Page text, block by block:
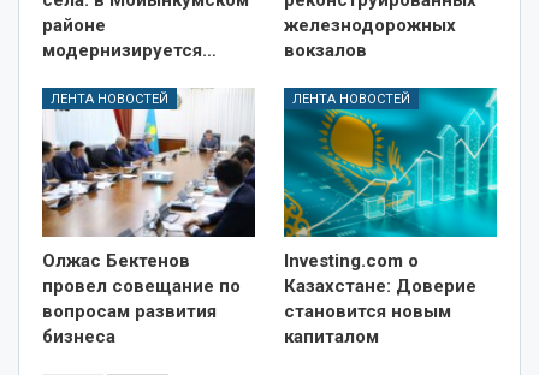
районе
модернизируется…
железнодорожных
вокзалов
ЛЕНТА НОВОСТЕЙ
Олжас Бектенов
провел совещание по
вопросам развития
бизнеса
ЛЕНТА НОВОСТЕЙ
Investing.com о
Казахстане: Доверие
становится новым
капиталом